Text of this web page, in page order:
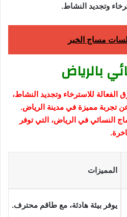
وتجديد النشاط.
مساج الخبر
بالرياض
للاسترخاء وتجديد النشاط،
عن تجربة مميزة في مدينة الرياض.
النسائي في الرياض، التي توفر
المميزات
يوفر بيئة هادئة، مع طاقم محترف.